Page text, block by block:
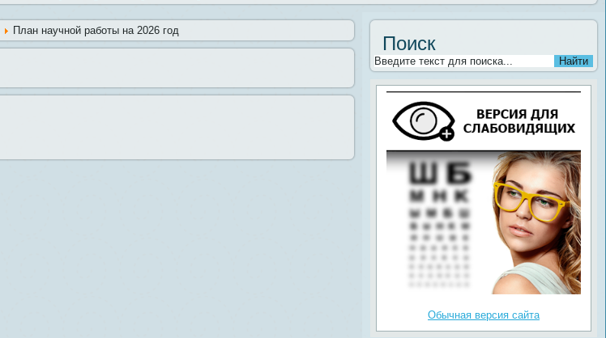
План научной работы на 2026 год
Поиск
Обычная версия сайта